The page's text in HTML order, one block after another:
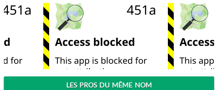
LES PROS DU MÊME NOM